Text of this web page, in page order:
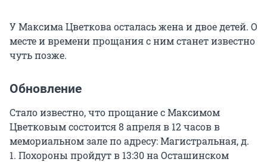
У Максима Цветкова осталась жена и двое детей. О
месте и времени прощания с ним станет известно
чуть позже.
Обновление
Стало известно, что прощание с Максимом
Цветковым состоится 8 апреля в 12 часов в
мемориальном зале по адресу: Магистральная, д.
1. Похороны пройдут в 13:30 на Осташинском